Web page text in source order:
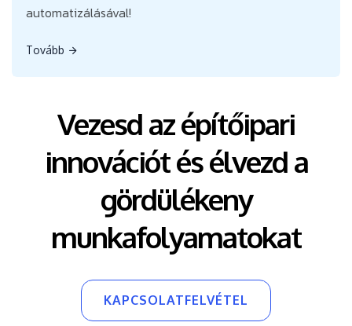
automatizálásával!
Tovább
Vezesd az építőipari
innovációt és élvezd a
gördülékeny
munkafolyamatokat
KAPCSOLATFELVÉTEL